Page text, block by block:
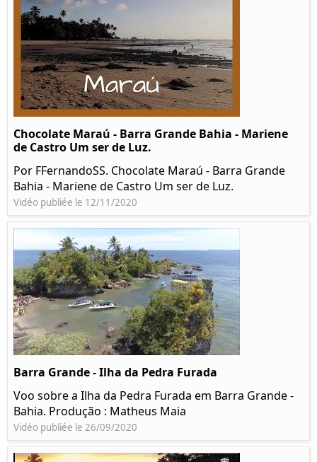
Chocolate Maraú - Barra Grande Bahia - Mariene
de Castro Um ser de Luz.
Por FFernandoSS. Chocolate Maraú - Barra Grande
Bahia - Mariene de Castro Um ser de Luz.
Vidéo publiée le 12/11/2020
Barra Grande - Ilha da Pedra Furada
Voo sobre a Ilha da Pedra Furada em Barra Grande -
Bahia. Produção : Matheus Maia
Vidéo publiée le 26/09/2020